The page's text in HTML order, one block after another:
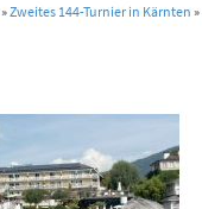
»Zweites 144-Turnier in Kärnten »